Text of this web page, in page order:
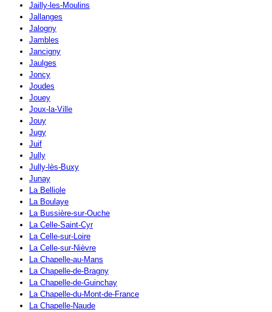
Jailly-les-Moulins
Jallanges
Jalogny
Jambles
Jancigny
Jaulges
Joncy
Joudes
Jouey
Joux-la-Ville
Jouy
Jugy
Juif
Jully
Jully-lès-Buxy
Junay
La Belliole
La Boulaye
La Bussière-sur-Ouche
La Celle-Saint-Cyr
La Celle-sur-Loire
La Celle-sur-Nièvre
La Chapelle-au-Mans
La Chapelle-de-Bragny
La Chapelle-de-Guinchay
La Chapelle-du-Mont-de-France
La Chapelle-Naude